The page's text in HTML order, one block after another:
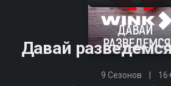
Давай
9 Сезонов